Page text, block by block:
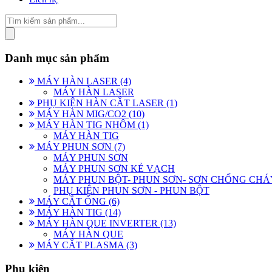
Danh mục sản phẩm
MÁY HÀN LASER (4)
MÁY HÀN LASER
PHỤ KIỆN HÀN CẮT LASER (1)
MÁY HÀN MIG/CO2 (10)
MÁY HÀN TIG NHÔM (1)
MÁY HÀN TIG
MÁY PHUN SƠN (7)
MÁY PHUN SƠN
MÁY PHUN SƠN KẺ VẠCH
MÁY PHUN BỘT- PHUN SƠN- SƠN CHỐNG
PHỤ KIỆN PHUN SƠN - PHUN BỘT
MÁY CẮT ỐNG (6)
MÁY HÀN TIG (14)
MÁY HÀN QUE INVERTER (13)
MÁY HÀN QUE
MÁY CẮT PLASMA (3)
Phụ kiện